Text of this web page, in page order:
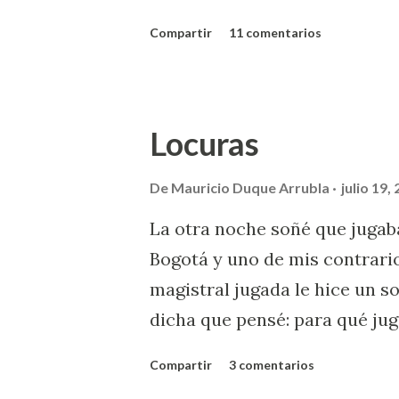
controlador fatigados. El
efectos de la fatiga
los del alcohol. En él llegan
despiertos por 17 horas son
alcohol en sangre del 0,05%
tránsito Ley 769 de 2002
Compartir 11 comentarios
Locuras
De Mauricio Duque Arrubla julio 19,
La otra noche soñé que
Bogotá y uno de mis
magistral jugada le hice un
dicha que pensé: para qué
Compartir 3 comentarios